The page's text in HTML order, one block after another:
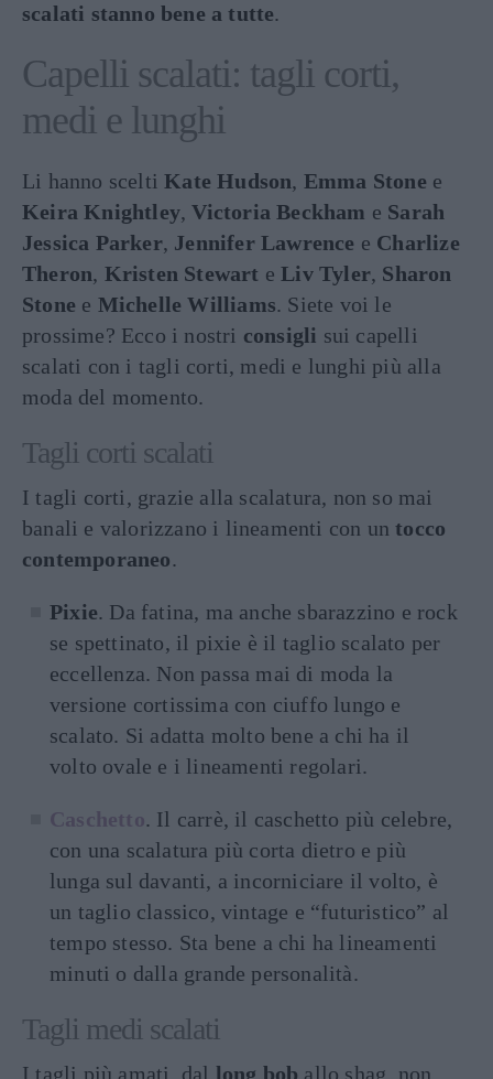
scalati stanno bene a tutte.
Capelli scalati: tagli corti,
medi e lunghi
Li hanno sceltiKate Hudson, Emma Stone e
Keira Knightley,Victoria Beckham e Sarah
Jessica Parker, Jennifer Lawrence e Charlize
Theron, Kristen Stewart eLiv Tyler, Sharon
Stone e Michelle Williams. Siete voi le
prossime? Ecco i nostri consigli sui capelli
scalati con i tagli corti, medi e lunghi più alla
moda del momento.
Tagli corti scalati
I tagli corti, grazie alla scalatura, non so mai
banali e valorizzano i lineamenti con untocco
contemporaneo.
Pixie. Da fatina, ma anche sbarazzino e rock
se spettinato, il pixie è il taglio scalato per
eccellenza. Non passa mai di moda la
versione cortissima con ciuffo lungo e
scalato. Si adatta molto bene a chi ha il
volto ovale e i lineamenti regolari.
Caschetto. Il carrè, il caschetto più celebre,
con una scalatura più corta dietro e più
lunga sul davanti, a incorniciare il volto, è
un taglio classico, vintage e “futuristico” al
tempo stesso. Sta bene a chi ha lineamenti
minuti o dalla grande personalità.
Tagli medi scalati
I tagli più amati, dal long bob allo shag, non